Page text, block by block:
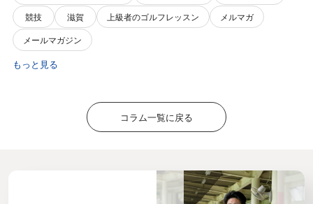
競技
滋賀 上級者のゴルフレッスン
メルマガ
メールマガジン
もっと見る
コラム一覧に戻る